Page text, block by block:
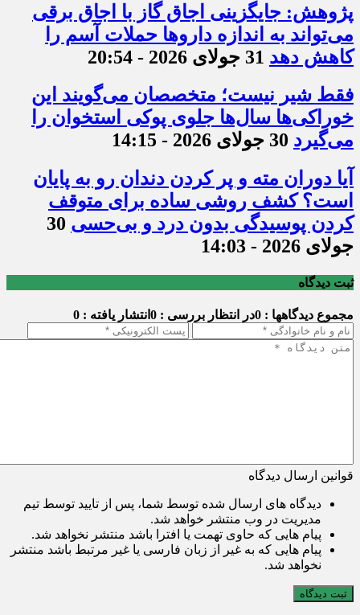
پژوهش: جایگزینی اجاق گاز با اجاق برقی
می‌تواند به اندازه داروها حملات آسم را
کاهش دهد 31 جولای 2026 - 20:54
فقط شیر نیست؛ متخصصان می‌گویند این
خوراکی‌ها سال‌ها جلوی پوکی استخوان را
می‌گیرد 30 جولای 2026 - 14:15
آیا دوران مته و پر کردن دندان رو به پایان
است؟ کشف روشی ساده برای متوقف
کردن پوسیدگی بدون درد و بی‌حسی 30
جولای 2026 - 14:03
ثبت دیدگاه
مجموع دیدگاهها : 0 در انتظار بررسی : 0 انتشار یافته : 0
قوانین ارسال دیدگاه
دیدگاه های ارسال شده توسط شما، پس از تایید توسط تیم
مدیریت در وب منتشر خواهد شد.
پیام هایی که حاوی تهمت یا افترا باشد منتشر نخواهد شد.
پیام هایی که به غیر از زبان فارسی یا غیر مرتبط باشد منتشر
نخواهد شد.
ثبت دیدگاه